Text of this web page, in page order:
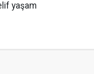
yaşam